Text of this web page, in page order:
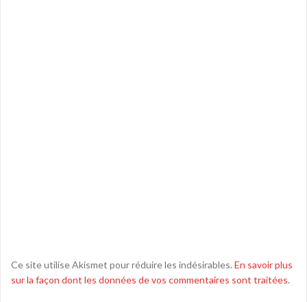
Ce site utilise Akismet pour réduire les indésirables. En savoir plus
sur la façon dont les données de vos commentaires sont traitées.